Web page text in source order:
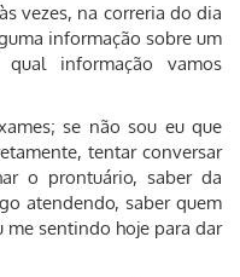
vezes, na correria do dia
informação sobre um
qual informação vamos
se não sou eu que
tentar conversar
o prontuário, saber da
atendendo, saber quem
me sentindo hoje para dar